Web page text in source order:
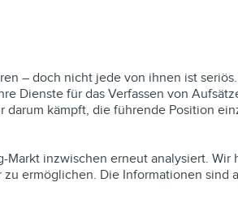
– doch nicht jede von ihnen ist
Dienste für das Verfassen von
darum kämpft, die führende Position
Markt inzwischen erneut analysiert.
ermöglichen. Die Informationen